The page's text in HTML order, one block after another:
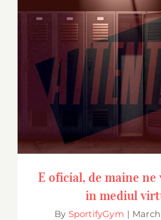
E oficial, de maine ne
mediul
E oficial, de maine ne
in mediul
By SportifyGym |